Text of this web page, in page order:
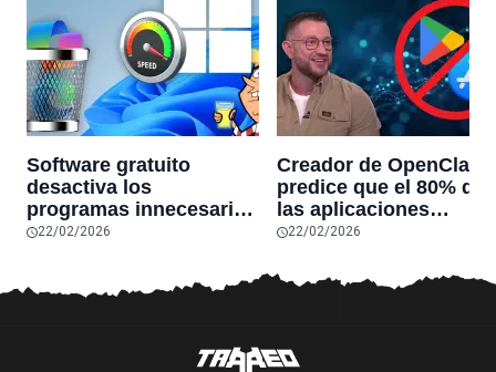
Software gratuito
desactiva los
programas innecesarios
de Windows 11 y
reduciendo el uso de la
RAM y mucho más
22/02/2026
Creador de OpenClaw
predice que el 80% de
las aplicaciones
actuales
sobrevivirán las
hardware
22/02/2026